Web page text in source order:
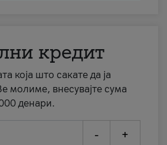
кредит
која што сакате да ја
молиме, внесувајте сума
денари.
- +